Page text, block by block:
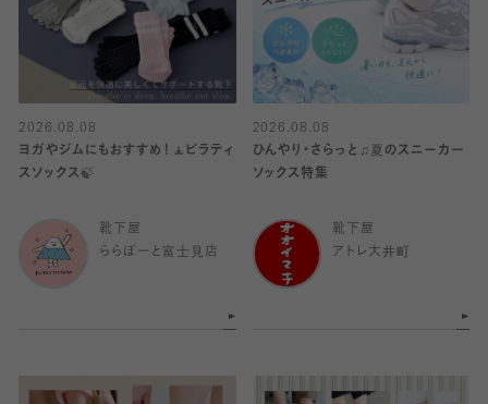
2026.08.08
ヨガやジムにもおすすめ！🧘ピラティ
スソックス🍃
靴下屋
ららぽーと富士見店
2026.08.08
ひんやり・さらっと♫夏のスニーカー
ソックス特集
靴下屋
アトレ大井町